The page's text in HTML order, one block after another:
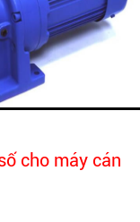
cho máy cán